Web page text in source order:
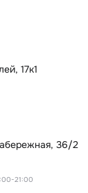
17к1
36/2
21:00